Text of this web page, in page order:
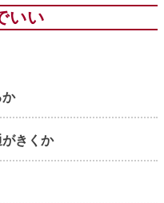
いい
か
きくか